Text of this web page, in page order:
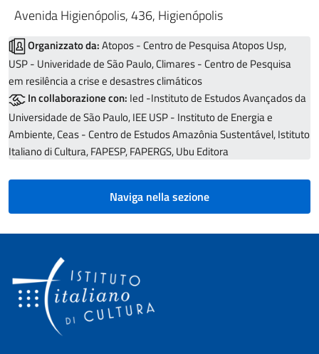
Avenida Higienópolis, 436, Higienópolis
Organizzato da:Atopos - Centro de Pesquisa Atopos Usp,
USP - Univeridade de São Paulo, Climares - Centro de Pesquisa
em resilência a crise e desastres climáticos
In collaborazione con: Ied -Instituto de Estudos Avançados da
Universidade de São Paulo, IEE USP - Instituto de Energia e
Ambiente, Ceas - Centro de Estudos Amazônia Sustentável, Istituto
Italiano di Cultura, FAPESP, FAPERGS, Ubu Editora
Naviga nella sezione